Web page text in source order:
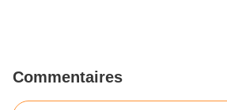
Commentaires